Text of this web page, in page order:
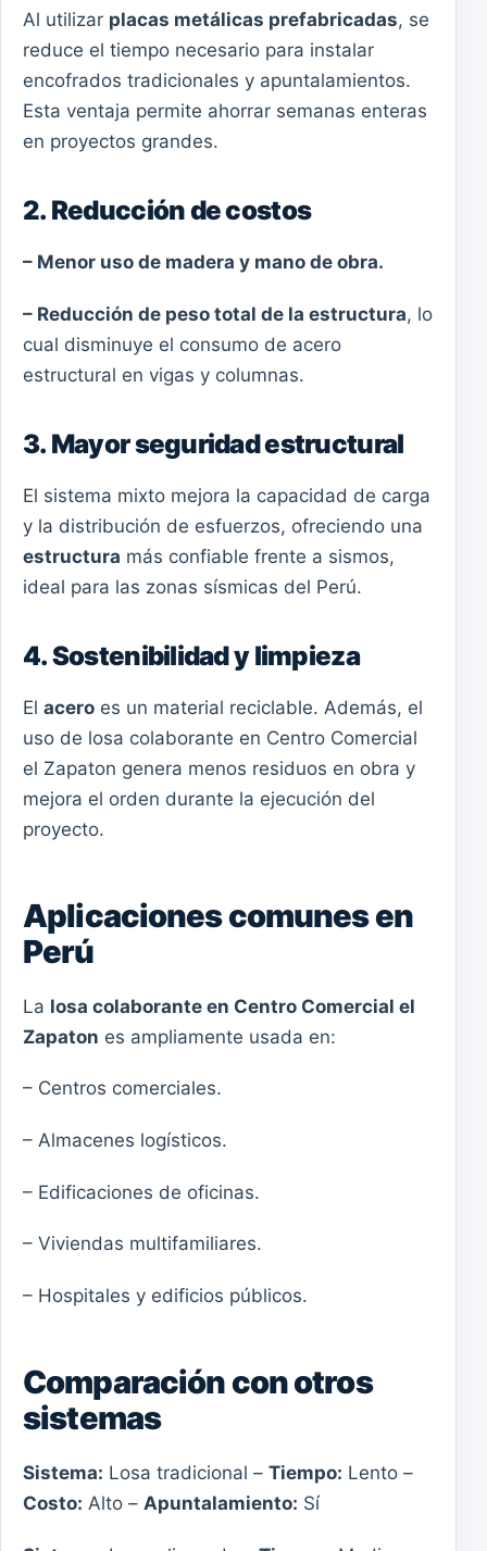
Al utilizar placas metálicas prefabricadas, se
reduce el tiempo necesario para instalar
encofrados tradicionales y apuntalamientos.
Esta ventaja permite ahorrar semanas enteras
en proyectos grandes.
2. Reducción de costos
– Menor uso de madera y mano de obra.
– Reducción de peso total de la estructura, lo
cual disminuye el consumo de acero
estructural en vigas y columnas.
3. Mayor seguridad estructural
El sistema mixto mejora la capacidad de carga
y la distribución de esfuerzos, ofreciendo una
estructura más confiable frente a sismos,
ideal para las zonas sísmicas del Perú.
4. Sostenibilidad y limpieza
El acero es un material reciclable. Además, el
uso de losa colaborante en Centro Comercial
el Zapaton genera menos residuos en obra y
mejora el orden durante la ejecución del
proyecto.
Aplicaciones comunes en
Perú
La losa colaborante en Centro Comercial el
Zapaton es ampliamente usada en:
– Centros comerciales.
– Almacenes logísticos.
– Edificaciones de oficinas.
– Viviendas multifamiliares.
– Hospitales y edificios públicos.
Comparación con otros
sistemas
Sistema: Losa tradicional – Tiempo: Lento –
Costo: Alto – Apuntalamiento: Sí